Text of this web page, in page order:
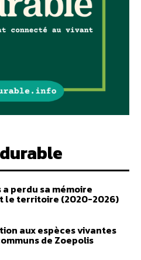
perdu sa mémoire
le territoire (2020-2026)
aux espèces vivantes
de Zoepolis